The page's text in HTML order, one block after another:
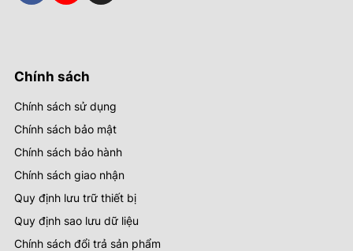
Chính sách
Chính sách sử dụng
Chính sách bảo mật
Chính sách bảo hành
Chính sách giao nhận
Quy định lưu trữ thiết bị
Quy định sao lưu dữ liệu
Chính sách đổi trả sản phẩm